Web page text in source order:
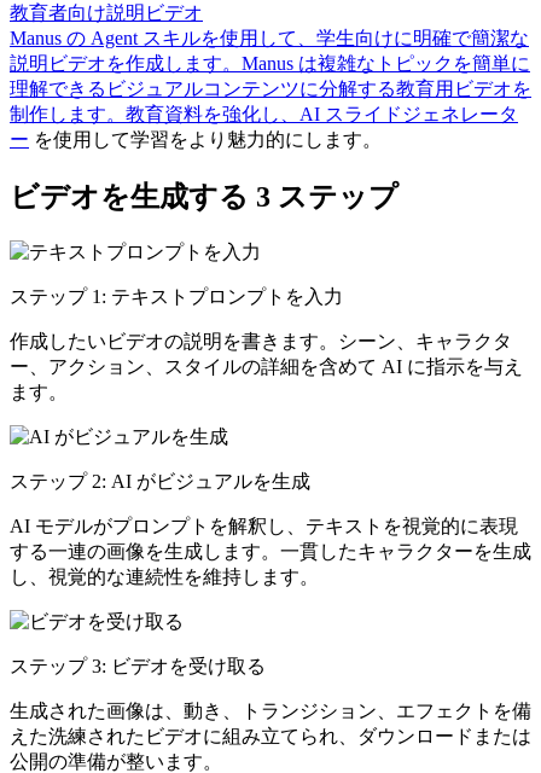
教育者向け説明ビデオ
Manus の Agent スキルを使用して、学生向けに明確で簡潔な
説明ビデオを作成します。Manus は複雑なトピックを簡単に
理解できるビジュアルコンテンツに分解する教育用ビデオを
制作します。教育資料を強化し、 AI スライドジェネレータ
ー を使用して学習をより魅力的にします。
ビデオを生成する 3 ステップ
ステップ 1: テキストプロンプトを入力
作成したいビデオの説明を書きます。シーン、キャラクタ
ー、アクション、スタイルの詳細を含めて AI に指示を与え
ます。
ステップ 2: AI がビジュアルを生成
AI モデルがプロンプトを解釈し、テキストを視覚的に表現
する一連の画像を生成します。一貫したキャラクターを生成
し、視覚的な連続性を維持します。
ステップ 3: ビデオを受け取る
生成された画像は、動き、トランジション、エフェクトを備
えた洗練されたビデオに組み立てられ、ダウンロードまたは
公開の準備が整います。